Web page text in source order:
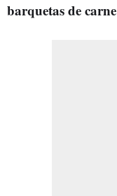
barquetas de carne